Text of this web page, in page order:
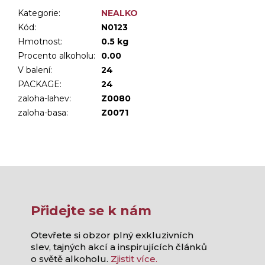
Kategorie:
NEALKO
Kód:
N0123
Hmotnost:
0.5 kg
Procento alkoholu:
0.00
V balení:
24
PACKAGE:
24
zaloha-lahev:
Z0080
zaloha-basa: Z0071
Přidejte se k nám
Otevřete si obzor plný exkluzivních
slev, tajných akcí a inspirujících článků
o světě alkoholu. Zjistit více.